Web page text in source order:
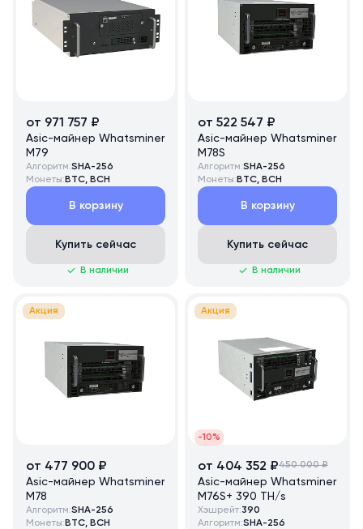
от 971 757 ₽
Asic-майнер Whatsminer
M79
Алгоритм:SHA-256
Монеты: BTC, BCH
В корзину
Купить сейчас
В наличии
от 522 547 ₽
Asic-майнер Whatsminer
M78S
Алгоритм:SHA-256
Монеты: BTC, BCH
В корзину
Купить сейчас
В наличии
Акция
от 477 900 ₽
Asic-майнер Whatsminer
M78
Алгоритм:SHA-256
Монеты: BTC, BCH
Акция
-10%
от 404 352 ₽450 000 ₽
Asic-майнер Whatsminer
M76S+ 390 TH/s
Хэшрейт:390
Алгоритм:SHA-256